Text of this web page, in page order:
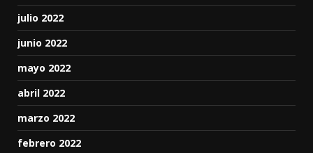
julio 2022
junio 2022
mayo 2022
abril 2022
marzo 2022
febrero 2022